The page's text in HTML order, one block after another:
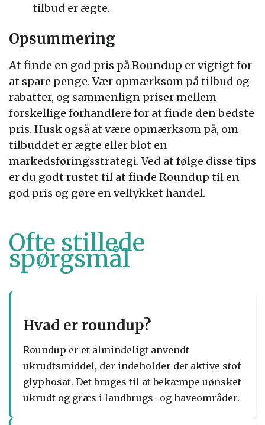
tilbud er ægte.
Opsummering
At finde en god pris på Roundup er vigtigt for
at spare penge. Vær opmærksom på tilbud og
rabatter, og sammenlign priser mellem
forskellige forhandlere for at finde den bedste
pris. Husk også at være opmærksom på, om
tilbuddet er ægte eller blot en
markedsføringsstrategi. Ved at følge disse tips
er du godt rustet til at finde Roundup til en
god pris og gøre en vellykket handel.
Ofte stillede
spørgsmål
Hvad er roundup?
Roundup er et almindeligt anvendt
ukrudtsmiddel, der indeholder det aktive stof
glyphosat. Det bruges til at bekæmpe uønsket
ukrudt og græs i landbrugs- og haveområder.